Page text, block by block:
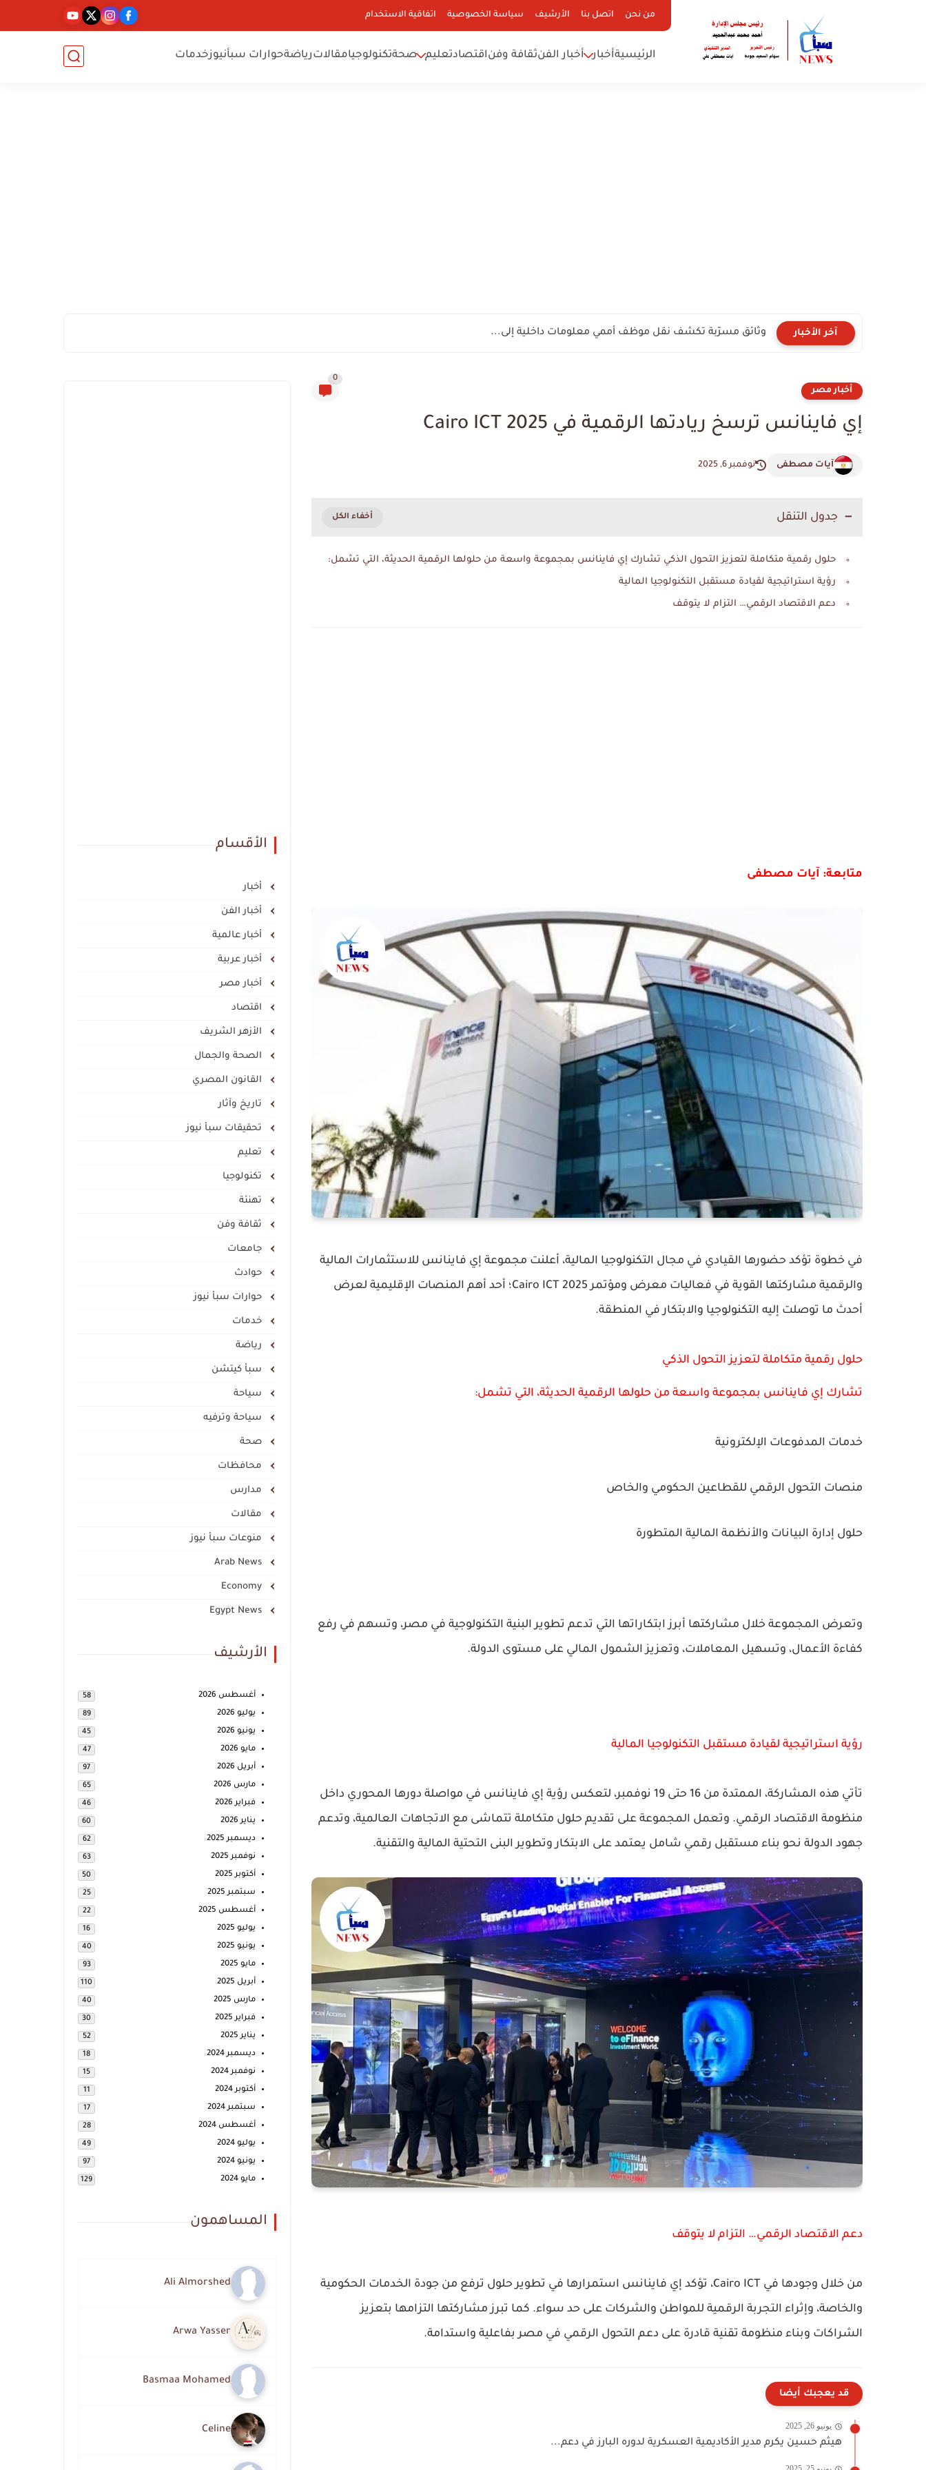
من نحن اتصل بنا الأرشيف سياسة الخصوصية اتفاقية الاستخدام
الرئيسيةأخبار أخبار الفنثقافة وفناقتصادتعليم صحةتكنولوجيامقالاترياضةحوارات سبأنيوزخدمات
آخر الأخبار وثائق مسرّبة تكشف نقل موظف أممي معلومات داخلية إلى...
أخبار مصر
0
إي فاينانس ترسخ ريادتها الرقمية في Cairo ICT 2025
آيات مصطفى نوفمبر 6, 2025
جدول التنقل
حلول رقمية متكاملة لتعزيز التحول الذكي تشارك إي فاينانس بمجموعة واسعة من حلولها الرقمية الحديثة، التي تشمل:
رؤية استراتيجية لقيادة مستقبل التكنولوجيا المالية
دعم الاقتصاد الرقمي… التزام لا يتوقف
متابعة: آيات مصطفى
في خطوة تؤكد حضورها القيادي في مجال التكنولوجيا المالية، أعلنت مجموعة إي فاينانس للاستثمارات المالية
والرقمية مشاركتها القوية في فعاليات معرض ومؤتمر Cairo ICT 2025؛ أحد أهم المنصات الإقليمية لعرض
أحدث ما توصلت إليه التكنولوجيا والابتكار في المنطقة.
حلول رقمية متكاملة لتعزيز التحول الذكي
تشارك إي فاينانس بمجموعة واسعة من حلولها الرقمية الحديثة، التي تشمل:
خدمات المدفوعات الإلكترونية
منصات التحول الرقمي للقطاعين الحكومي والخاص
حلول إدارة البيانات والأنظمة المالية المتطورة
وتعرض المجموعة خلال مشاركتها أبرز ابتكاراتها التي تدعم تطوير البنية التكنولوجية في مصر، وتسهم في رفع
كفاءة الأعمال، وتسهيل المعاملات، وتعزيز الشمول المالي على مستوى الدولة.
رؤية استراتيجية لقيادة مستقبل التكنولوجيا المالية
تأتي هذه المشاركة، الممتدة من 16 حتى 19 نوفمبر، لتعكس رؤية إي فاينانس في مواصلة دورها المحوري داخل
منظومة الاقتصاد الرقمي. وتعمل المجموعة على تقديم حلول متكاملة تتماشى مع الاتجاهات العالمية، وتدعم
جهود الدولة نحو بناء مستقبل رقمي شامل يعتمد على الابتكار وتطوير البنى التحتية المالية والتقنية.
دعم الاقتصاد الرقمي… التزام لا يتوقف
من خلال وجودها في Cairo ICT، تؤكد إي فاينانس استمرارها في تطوير حلول ترفع من جودة الخدمات الحكومية
والخاصة، وإثراء التجربة الرقمية للمواطن والشركات على حد سواء. كما تبرز مشاركتها التزامها بتعزيز
الشراكات وبناء منظومة تقنية قادرة على دعم التحول الرقمي في مصر بفاعلية واستدامة.
قد يعجبك أيضا
يونيو 26, 2025
هيثم حسين يكرم مدير الأكاديمية العسكرية لدوره البارز في دعم...
الأقسام
أخبار
أخبار الفن
أخبار عالمية
أخبار عربية
أخبار مصر
اقتصاد
الأزهر الشريف
الصحة والجمال
القانون المصري
تاريخ وآثار
تحقيقات سبأ نيوز
تعليم
تكنولوجيا
تهنئة
ثقافة وفن
جامعات
حوادث
حوارات سبأ نيوز
خدمات
رياضة
سبأ كيتشن
سياحة
سياحة وترفيه
صحة
محافظات
مدارس
مقالات
منوعات سبأ نيوز
Arab News
Economy
Egypt News
الأرشيف
أغسطس 2026 58
يوليو 2026 89
يونيو 2026 45
مايو 2026 47
أبريل 2026 97
مارس 2026 65
فبراير 2026 46
يناير 2026 60
ديسمبر 2025 62
نوفمبر 2025 63
أكتوبر 2025 50
سبتمبر 2025 25
أغسطس 2025 22
يوليو 2025 16
يونيو 2025 40
مايو 2025 93
أبريل 2025 110
مارس 2025 40
فبراير 2025 30
يناير 2025 52
ديسمبر 2024 18
نوفمبر 2024 15
أكتوبر 2024 11
سبتمبر 2024 17
أغسطس 2024 28
يوليو 2024 49
يونيو 2024 97
مايو 2024 129
المساهمون
Ali Almorshed
Arwa Yasser
Basmaa Mohamed
Celine